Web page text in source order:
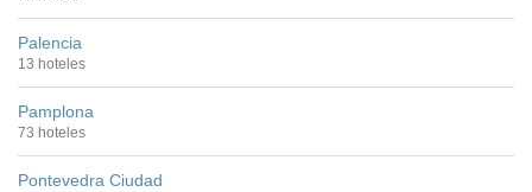
Palencia
13 hoteles
Pamplona
73 hoteles
Pontevedra Ciudad